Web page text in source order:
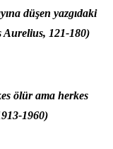
düşen yazgıdaki
121-180)
ölür ama herkes
1960)